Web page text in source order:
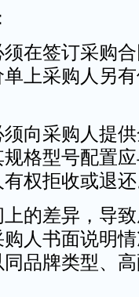
在签订采购
上采购人另
向采购人提
格型号配置
权拒收或退
的差异，导
人书面说明
品牌类型、